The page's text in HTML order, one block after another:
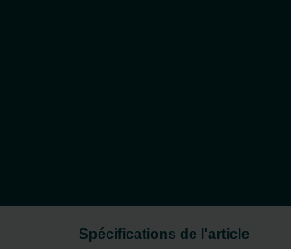
Spécifications de l'article